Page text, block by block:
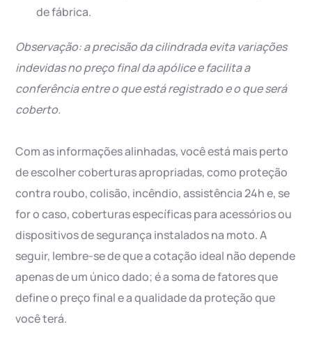
de fábrica.
Observação: a precisão da cilindrada evita variações
indevidas no preço final da apólice e facilita a
conferência entre o que está registrado e o que será
coberto.
Com as informações alinhadas, você está mais perto
de escolher coberturas apropriadas, como proteção
contra roubo, colisão, incêndio, assistência 24h e, se
for o caso, coberturas específicas para acessórios ou
dispositivos de segurança instalados na moto. A
seguir, lembre-se de que a cotação ideal não depende
apenas de um único dado; é a soma de fatores que
define o preço final e a qualidade da proteção que
você terá.